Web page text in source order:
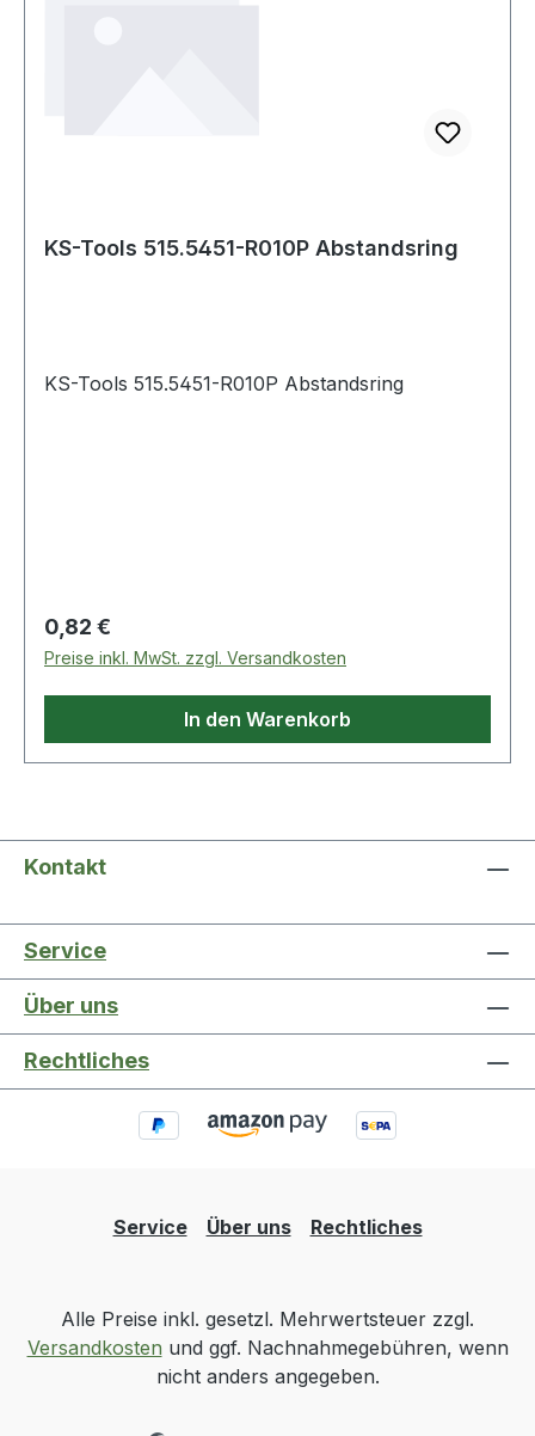
KS-Tools 515.5451-R010P Abstandsring
KS-Tools 515.5451-R010P Abstandsring
Regulärer Preis:
0,82 €
Preise inkl. MwSt. zzgl. Versandkosten
In den Warenkorb
Kontakt
Service
Über uns
Rechtliches
Service Über uns Rechtliches
Alle Preise inkl. gesetzl. Mehrwertsteuer zzgl.
Versandkosten und ggf. Nachnahmegebühren, wenn
nicht anders angegeben.